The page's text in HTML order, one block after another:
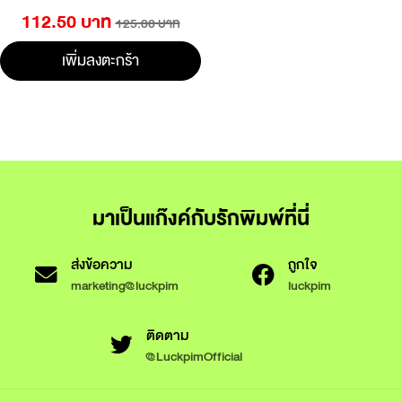
112.50 บาท 125.00 บาท
เพิ่มลงตะกร้า
มาเป็นแก๊งค์กับรักพิมพ์ที่นี่
ส่งข้อความ
marketing@luckpim
ถูกใจ
luckpim
ติดตาม
@LuckpimOfficial